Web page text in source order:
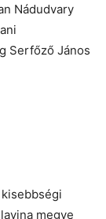
Nádudvary
Serfőző János
megye